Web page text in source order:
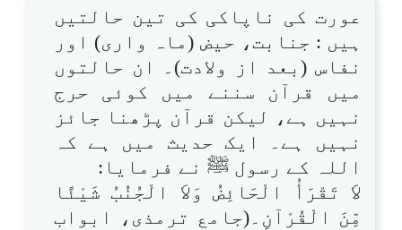
عورت کی ناپاکی کی تین حالتیں
ہیں : جنابت، حیض (ماہ واری) اور
نفاس (بعد از ولادت)۔ ان حالتوں
میں قرآن سننے میں کوئی حرج
نہیں ہے، لیکن قرآن پڑھنا جائز
نہیں ہے۔ ایک حدیث میں ہے کہ
اللہ کے رسول ﷺ نے فرمایا:
لاَ تَقْرَأُ الْحَائِضُ وَلاَ الْجُنُبُ شَیْئًا
مِّنَ الْقُرْآنِ۔(جامع ترمذی، ابواب